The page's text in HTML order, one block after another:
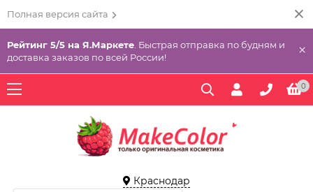
Полная версия сайта
Рейтинг 5/5 на Я.Маркете . Быстрая отправка по будням и
доставка заказов по всей России!
×
0
Краснодар